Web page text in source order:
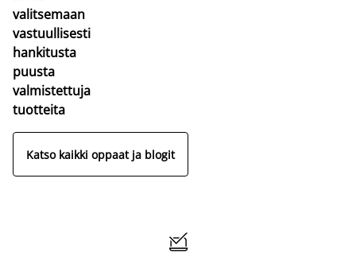
valitsemaan
vastuullisesti
hankitusta
puusta
valmistettuja
tuotteita
Katso kaikki oppaat ja blogit
